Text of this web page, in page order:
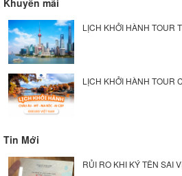
Khuyến mãi
LỊCH KHỞI HÀNH TOUR
LỊCH KHỞI HÀNH TOUR
Tin Mới
RỦI RO KHI KÝ TÊN SAI